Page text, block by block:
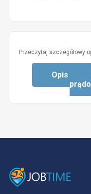
Przeczytaj szczegółowy
Opis